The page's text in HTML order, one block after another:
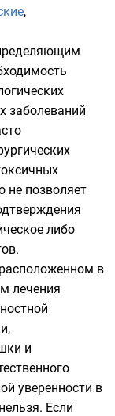
,
заболеваний
не позволяет
либо
в
лечения
и
уверенности в
Если